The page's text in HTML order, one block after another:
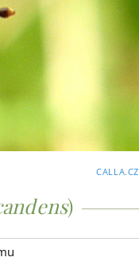
CALLA.CZ
)